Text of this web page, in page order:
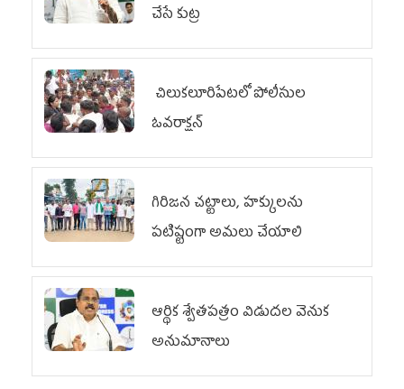
చేసే కుట్ర‌
చిలుక‌లూరిపేట‌లో పోలీసుల
ఓవ‌రాక్ష‌న్‌
గిరిజన చట్టాలు, హక్కులను
పటిష్టంగా అమలు చేయాలి
ఆర్థిక శ్వేతపత్రం విడుదల వెనుక
అనుమానాలు